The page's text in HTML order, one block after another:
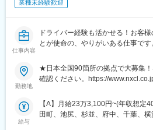
倉駅、東比恵駅、赤坂駅(福岡県)、
駅、九段下駅、都庁前駅、下赤塚
園駅、分倍河原駅、横浜駅、鹿島田
戸駅、大庭駅、米野駅、長沼駅(静
すなろう四日市駅、恵美須町駅、西
前駅、榴ケ岡駅、中野坂上駅、地
駅、鬼越駅、名鉄名古屋駅、柚木
業種未経験歓迎
仕事内容
ドライバー経験も活かせる！お客
とが使命の、やりがいある仕事です
勤務地
★日本全国90箇所の拠点で大募集
確認ください。https://
ー通勤OK（拠点により異なる）※1
間が片道2時間以上の場合、社宅の
あり） 自己負担額：月額1万5000
給与
【A】月給23万3,100円~(年収想定
田町、池尻、杉並、府中、千葉、横